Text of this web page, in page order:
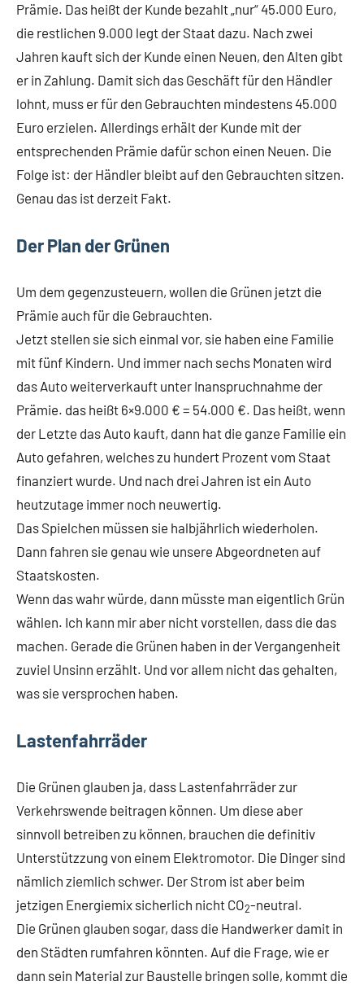
Prämie. Das heißt der Kunde bezahlt „nur“ 45.000 Euro,
die restlichen 9.000 legt der Staat dazu. Nach zwei
Jahren kauft sich der Kunde einen Neuen, den Alten gibt
er in Zahlung. Damit sich das Geschäft für den Händler
lohnt, muss er für den Gebrauchten mindestens 45.000
Euro erzielen. Allerdings erhält der Kunde mit der
entsprechenden Prämie dafür schon einen Neuen. Die
Folge ist: der Händler bleibt auf den Gebrauchten sitzen.
Genau das ist derzeit Fakt.
Der Plan der Grünen
Um dem gegenzusteuern, wollen die Grünen jetzt die
Prämie auch für die Gebrauchten.
Jetzt stellen sie sich einmal vor, sie haben eine Familie
mit fünf Kindern. Und immer nach sechs Monaten wird
das Auto weiterverkauft unter Inanspruchnahme der
Prämie. das heißt 6×9.000 € = 54.000 €. Das heißt, wenn
der Letzte das Auto kauft, dann hat die ganze Familie ein
Auto gefahren, welches zu hundert Prozent vom Staat
finanziert wurde. Und nach drei Jahren ist ein Auto
heutzutage immer noch neuwertig.
Das Spielchen müssen sie halbjährlich wiederholen.
Dann fahren sie genau wie unsere Abgeordneten auf
Staatskosten.
Wenn das wahr würde, dann müsste man eigentlich Grün
wählen. Ich kann mir aber nicht vorstellen, dass die das
machen. Gerade die Grünen haben in der Vergangenheit
zuviel Unsinn erzählt. Und vor allem nicht das gehalten,
was sie versprochen haben.
Lastenfahrräder
Die Grünen glauben ja, dass Lastenfahrräder zur
Verkehrswende beitragen können. Um diese aber
sinnvoll betreiben zu können, brauchen die definitiv
Unterstützzung von einem Elektromotor. Die Dinger sind
nämlich ziemlich schwer. Der Strom ist aber beim
jetzigen Energiemix sicherlich nicht CO2-neutral.
Die Grünen glauben sogar, dass die Handwerker damit in
den Städten rumfahren könnten. Auf die Frage, wie er
dann sein Material zur Baustelle bringen solle, kommt die